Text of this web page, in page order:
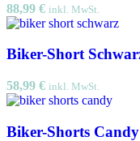
88,99 € inkl. MwSt.
Biker-Short
58,99 € inkl. MwSt.
Biker-Shorts Candy